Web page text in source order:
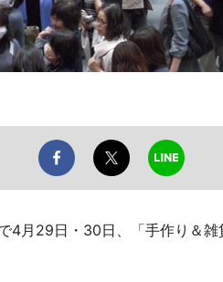
4月29日・30日、「手作り＆